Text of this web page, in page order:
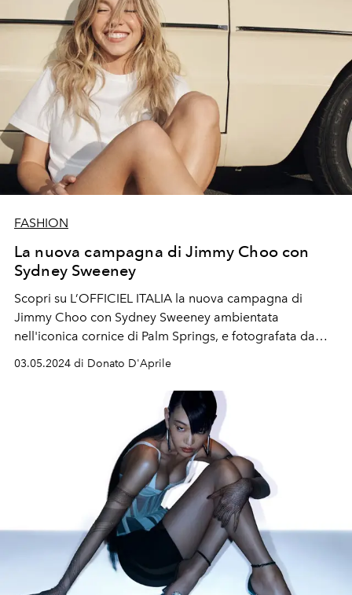
FASHION
La nuova campagna di Jimmy Choo con
Sydney Sweeney
Scopri su L’OFFICIEL ITALIA la nuova campagna di
Jimmy Choo con Sydney Sweeney ambientata
nell'iconica cornice di Palm Springs, e fotografata da
03.05.2024 di Donato D'Aprile